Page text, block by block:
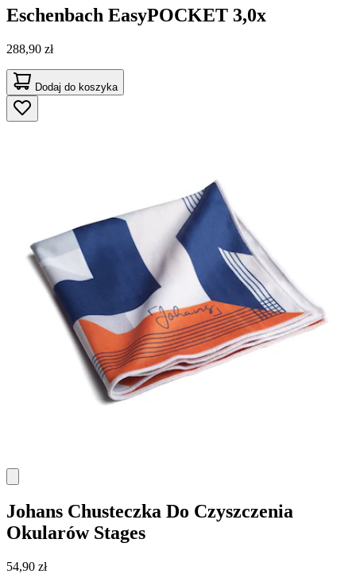
Eschenbach EasyPOCKET 3,0x
288,90 zł
Dodaj do koszyka
Johans Chusteczka Do Czyszczenia
Okularów Stages
54,90 zł